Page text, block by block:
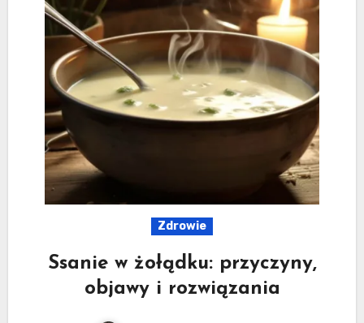
Zdrowie
Ssanie w żołądku: przyczyny,
objawy i rozwiązania